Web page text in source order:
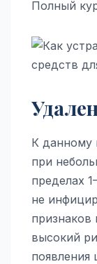
Полный
К данному
при
пределах
не
высокий
появления